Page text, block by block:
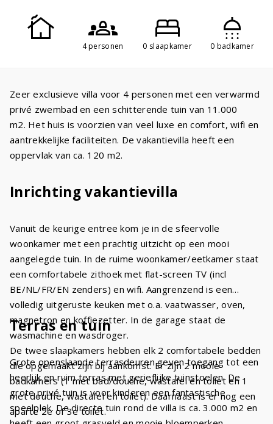
4 personen 0 slaapkamer 0 badkamer
Zeer exclusieve villa voor 4 personen met een verwarmd
privé zwembad en een schitterende tuin van 11.000
m2. Het huis is voorzien van veel luxe en comfort, wifi en
aantrekkelijke faciliteiten. De vakantievilla heeft een
oppervlak van ca. 120 m2.
Inrichting vakantievilla
Vanuit de keurige entree kom je in de sfeervolle
woonkamer met een prachtig uitzicht op een mooi
aangelegde tuin. In de ruime woonkamer/eetkamer staat
een comfortabele zithoek met flat-screen TV (incl
BE/NL/FR/EN zenders) en wifi. Aangrenzend is een
volledig uitgeruste keuken met o.a. vaatwasser, oven,
magnetron en koffiezetter. In de garage staat de
wasmachine en wasdroger.
De twee slaapkamers hebben elk 2 comfortabele bedden
die opgemaakt zijn bij aankomst. Er zijn 2 mooie
badkamers (1 met bad/douche, wastafel en toilet en 1
met douche, wastafel en toilet). Daarnaast is er nog een
aparte 2e of 3e toilet.
Terras en tuin
Grote openslaande terrasdeuren geven toegang tot een
heerlijk en ruim terras met gerieflijke tuinstoelen. De
grote privé tuin is voor kinderen een fantastische
speelplek. De directe tuin rond de villa is ca. 3.000 m2 en